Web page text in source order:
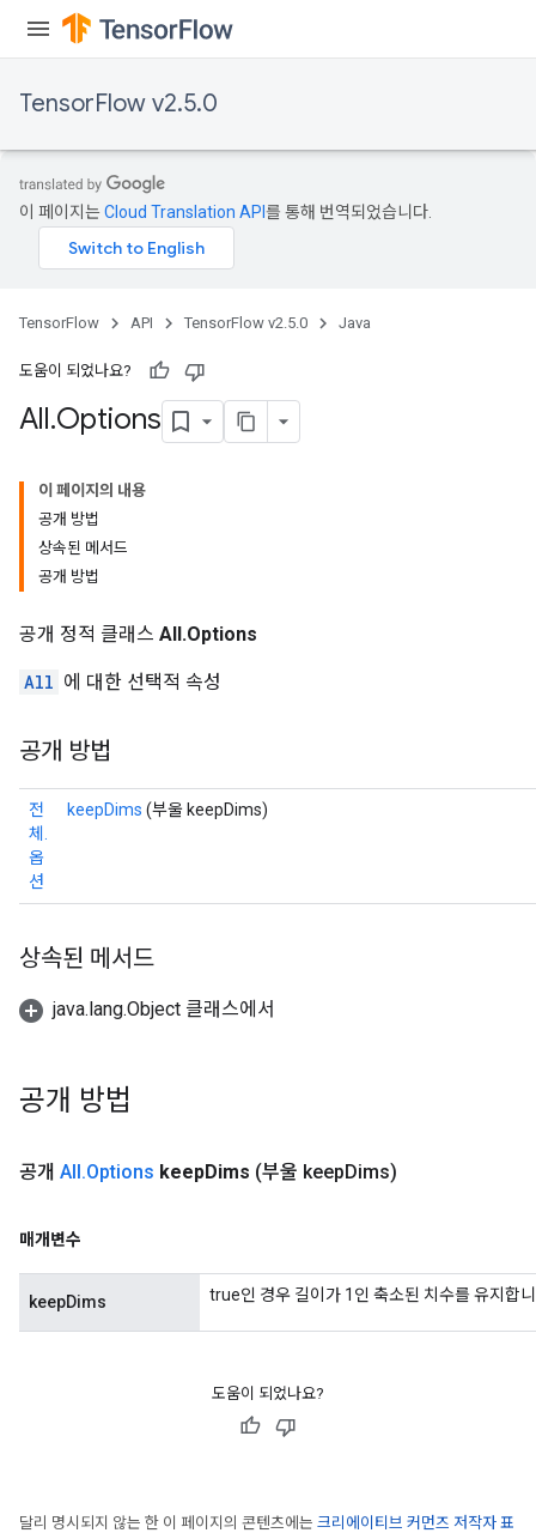
TensorFlow v2.5.0
이 페이지는Cloud Translation API 를 통해 번역되었습니다.
TensorFlow API TensorFlow v2.5.0 Java
도움이 되었나요?
All.Options
이 페이지의 내용
공개 방법
상속된 메서드
공개 방법
공개 정적 클래스 All.Options
All 에 대한 선택적 속성
공개 방법
전
체.
옵
션
keepDims (부울 keepDims)
상속된 메서드
java.lang.Object 클래스에서
공개 방법
공개 All.Options keepDims (부울 keepDims)
매개변수
keepDims true인 경우 길이가 1인 축소된 치수를 유지합
도움이 되었나요?
달리 명시되지 않는 한 이 페이지의 콘텐츠에는 크리에이티브 커먼즈 저작자 표